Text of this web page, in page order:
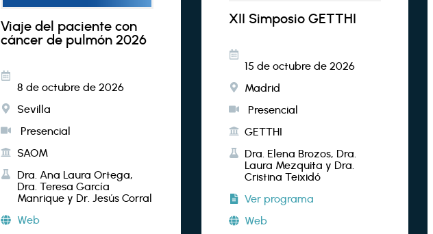
Viaje del paciente con
cáncer de pulmón 2026
8 de octubre de 2026
Sevilla
Presencial
SAOM
Dra. Ana Laura Ortega,
Dra. Teresa García
Manrique y Dr. Jesús Corral
Web
XII Simposio GETTHI
15 de octubre de 2026
Madrid
Presencial
GETTHI
Dra. Elena Brozos, Dra.
Laura Mezquita y Dra.
Cristina Teixidó
Ver programa
Web